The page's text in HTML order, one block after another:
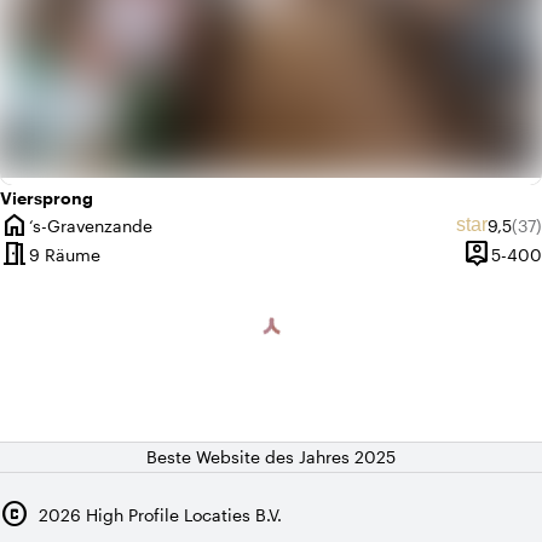
Viersprong
home
Ort
‘s-Gravenzande star9,5(37)
meeting_room9 Räume person_pin5-400
Beste Website des Jahres 2025
copyright 2026 High Profile Locaties B.V.